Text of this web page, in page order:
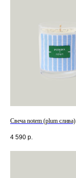
Свеча notem (plum слива)
4 590 р.